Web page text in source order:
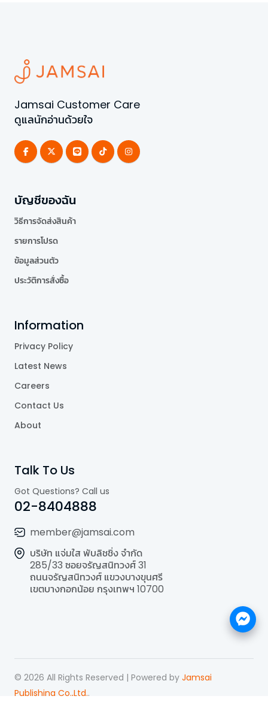
Jamsai Customer Care
ดูแลนักอ่านด้วยใจ
บัญชีของฉัน
วิธีการจัดส่งสินค้า
รายการโปรด
ข้อมูลส่วนตัว
ประวัติการสั่งซื้อ
Information
Privacy Policy
Latest News
Careers
Contact Us
About
Talk To Us
Got Questions? Call us
02-8404888
member@jamsai.com
บริษัท แจ่มใส พับลิชชิ่ง จำกัด
285/33 ซอยจรัญสนิทวงศ์ 31
ถนนจรัญสนิทวงศ์ แขวงบางขุนศรี
เขตบางกอกน้อย กรุงเทพฯ 10700
© 2026 All Rights Reserved | Powered by Jamsai
Publishing Co.,Ltd..